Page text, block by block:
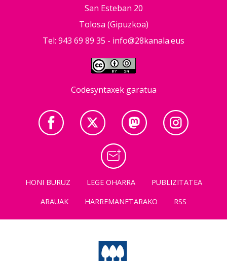
San Esteban 20
Tolosa (Gipuzkoa)
Tel: 943 69 89 35 - info@28kanala.eus
Codesyntaxek garatua
HONI BURUZ LEGE OHARRA
PUBLIZITATEA
ARAUAK
HARREMANETARAKO RSS